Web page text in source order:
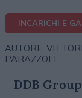
INCARICHI E
AUTORE:
PARAZZOLI
DDB